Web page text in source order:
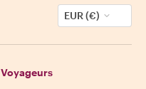
EUR (€)
Voyageurs